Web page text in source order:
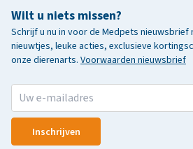
Wilt u niets missen?
Schrijf u nu in voor de Medpets nieuwsbrief
nieuwtjes, leuke acties, exclusieve
onze dierenarts. Voorwaarden nieuwsbrief
Inschrijven